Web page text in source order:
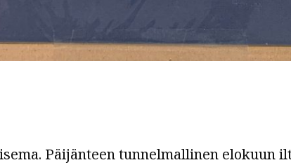
Päijänteen tunnelmallinen elokuun